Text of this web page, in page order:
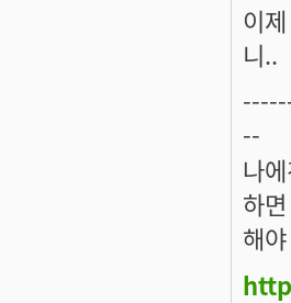
이
니..
--
나
하
해